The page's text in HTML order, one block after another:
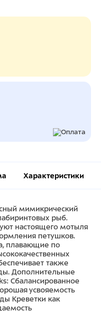
Характеристики
мимикрический
рыб.
настоящего мотыля
петушков.
плавающие по
также
Дополнительные
Сбалансированное
усвояемость
Креветки как